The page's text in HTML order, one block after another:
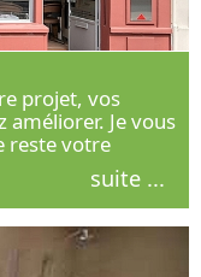
projet, vos
améliorer. Je vous
reste votre
façon de vous
suite ...